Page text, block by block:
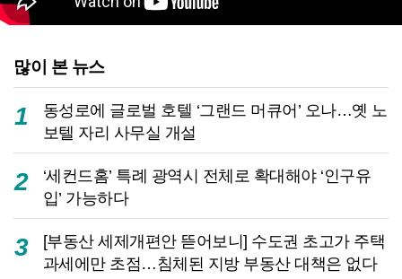
많이 본 뉴스
1
동성로에 글로벌 호텔 ‘그랜드 머큐어’ 오나…옛 노
보텔 자리 사무실 개설
2
‘세컨드홈’ 특례 광역시 전체로 확대해야 ‘인구유
입’ 가능하다
3
[부동산 세제개편안 뜯어보니] 수도권 초고가 주택
과세에만 초점…침체된 지방 부동산 대책은 없다